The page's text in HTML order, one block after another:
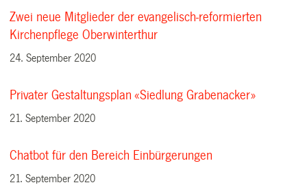
Zwei neue Mitglieder der evangelisch-reformierten
Kirchenpflege Oberwinterthur
24. September 2020
Privater Gestaltungsplan «Siedlung Grabenacker»
21. September 2020
Chatbot für den Bereich Einbürgerungen
21. September 2020